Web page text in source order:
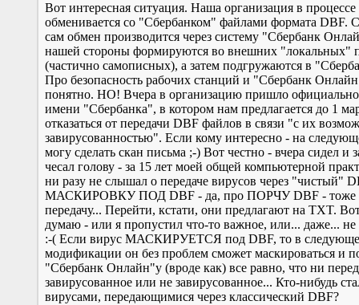
Вот интересная ситуация. Наша организация в
обменивается со "Сбербанком" файлами формата DBF.
сам обмен производится через систему "Сбербанк
нашей стороны формируются во внешних "локальных"
(частично самописных), а затем подгружаются в
Про безопасность рабочих станций и "Сбербанк
понятно. НО! Вчера в организацию пришло
имени "Сбербанка", в котором нам предлагается до 1
отказаться от передачи DBF файлов в связи "с их
завирусованностью". Если кому интересно - на
могу сделать скан письма ;-) Вот честно - вчера сидел и
чесал голову - за 15 лет моей общей компьютерной
ни разу не слышал о передаче вирусов через "чистый"
МАСКИРОВКУ ПОД DBF - да, про ПОРЧУ DBF - тоже
передачу... Перейти, кстати, они предлагают на TXT.
думаю - или я пропустил что-то важное, или... даже... не
:-( Если вирус МАСКИРУЕТСЯ под DBF, то в
модификации он без проблем сможет маскироваться и
"Сбербанк Онлайн"у (вроде как) все равно, что ни
завирусованное или не завирусованное... Кто-нибудь
вирусами, передающимися через классический DBF?